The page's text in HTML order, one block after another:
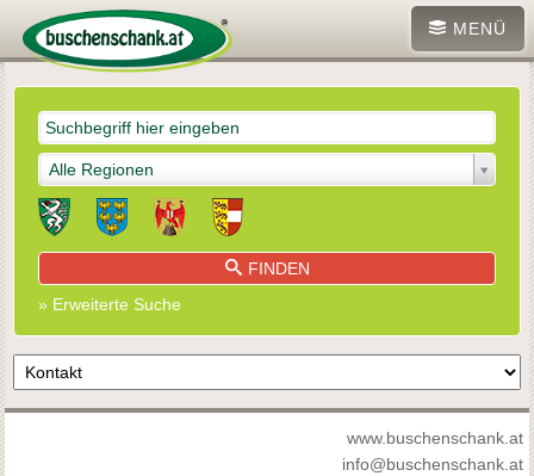
MENÜ
Alle Regionen
FINDEN
» Erweiterte Suche
www.buschenschank.at
info@buschenschank.at